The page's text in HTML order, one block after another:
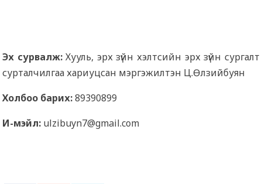
Эх сурвалж:Хууль, эрх зүйн хэлтсийн эрх зүйн сургалт
сурталчилгаа хариуцсан мэргэжилтэн Ц.Өлзийбуян
Холбоо барих:89390899
И-мэйл: ulzibuyn7@gmail.com